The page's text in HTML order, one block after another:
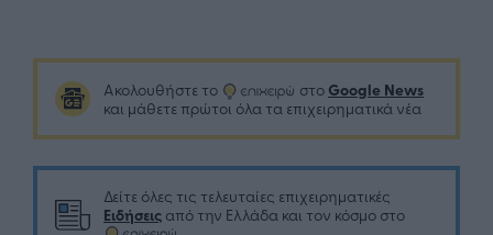
Ακολουθήστε το στο Google News
και μάθετε πρώτοι όλα τα επιχειρηματικά νέα
Δείτε όλες τις τελευταίες επιχειρηματικές
Ειδήσεις από την Ελλάδα και τον κόσμο στο